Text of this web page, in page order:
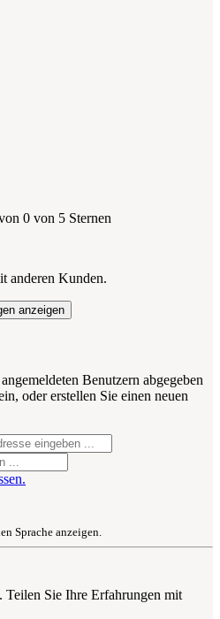
0 von 5 Sternen
anderen Kunden.
anzeigen
Benutzern abgegeben
oder erstellen Sie einen neuen
Sprache anzeigen.
Sie Ihre Erfahrungen mit